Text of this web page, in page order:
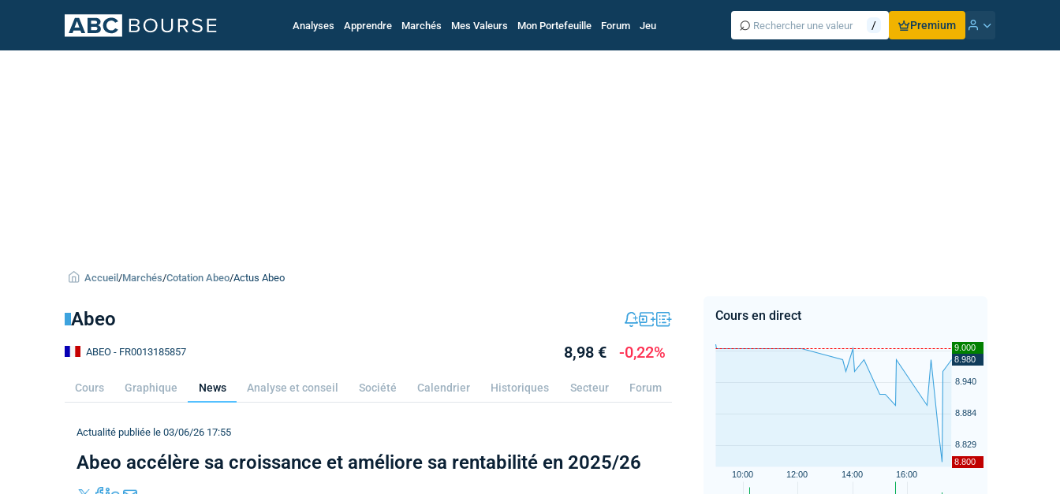
Analyses Apprendre Marchés Mes Valeurs Mon Portefeuille Forum Jeu ⌕ / Premium
Accueil /Marchés/Cotation Abeo/Actus Abeo
Abeo
ABEO - FR0013185857 8,98 € -0,22%
Cours Graphique News Analyse et conseil Société Calendrier Historiques Secteur Forum
Actualité publiée le 03/06/26 17:55
Abeo accélère sa croissance et améliore sa rentabilité en 2025/26
Cours en direct